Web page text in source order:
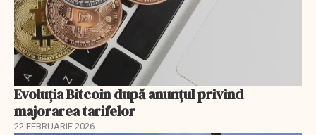
Evoluția Bitcoin după anunțul privind
majorarea tarifelor
22 FEBRUARIE 2026